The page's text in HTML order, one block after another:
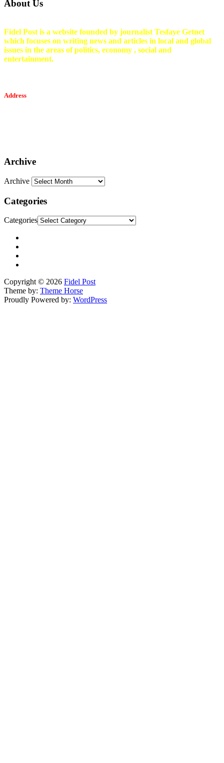
About Us
Fidel Post is a website founded by journalist Tesfaye Getnet
which focuses on writing news and articles in local and global
issues in the areas of politics, economy , social and
entertainment.
Address
Archive
Archive
Categories
Categories
Copyright © 2026 Fidel Post
Theme by: Theme Horse
Proudly Powered by: WordPress